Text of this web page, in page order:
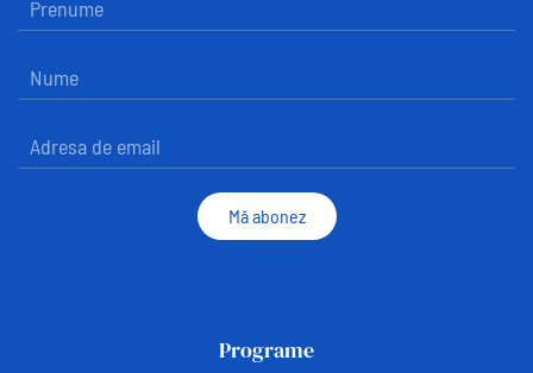
Mă abonez
Programe